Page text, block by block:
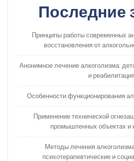
Последние
Принципы работы современных
восстановления от
Анонимное лечение алкоголизма:
и реабилитация
Особенности функционирования
Применение технической
промышленных объектах и
Методы лечения
психотерапевтические и